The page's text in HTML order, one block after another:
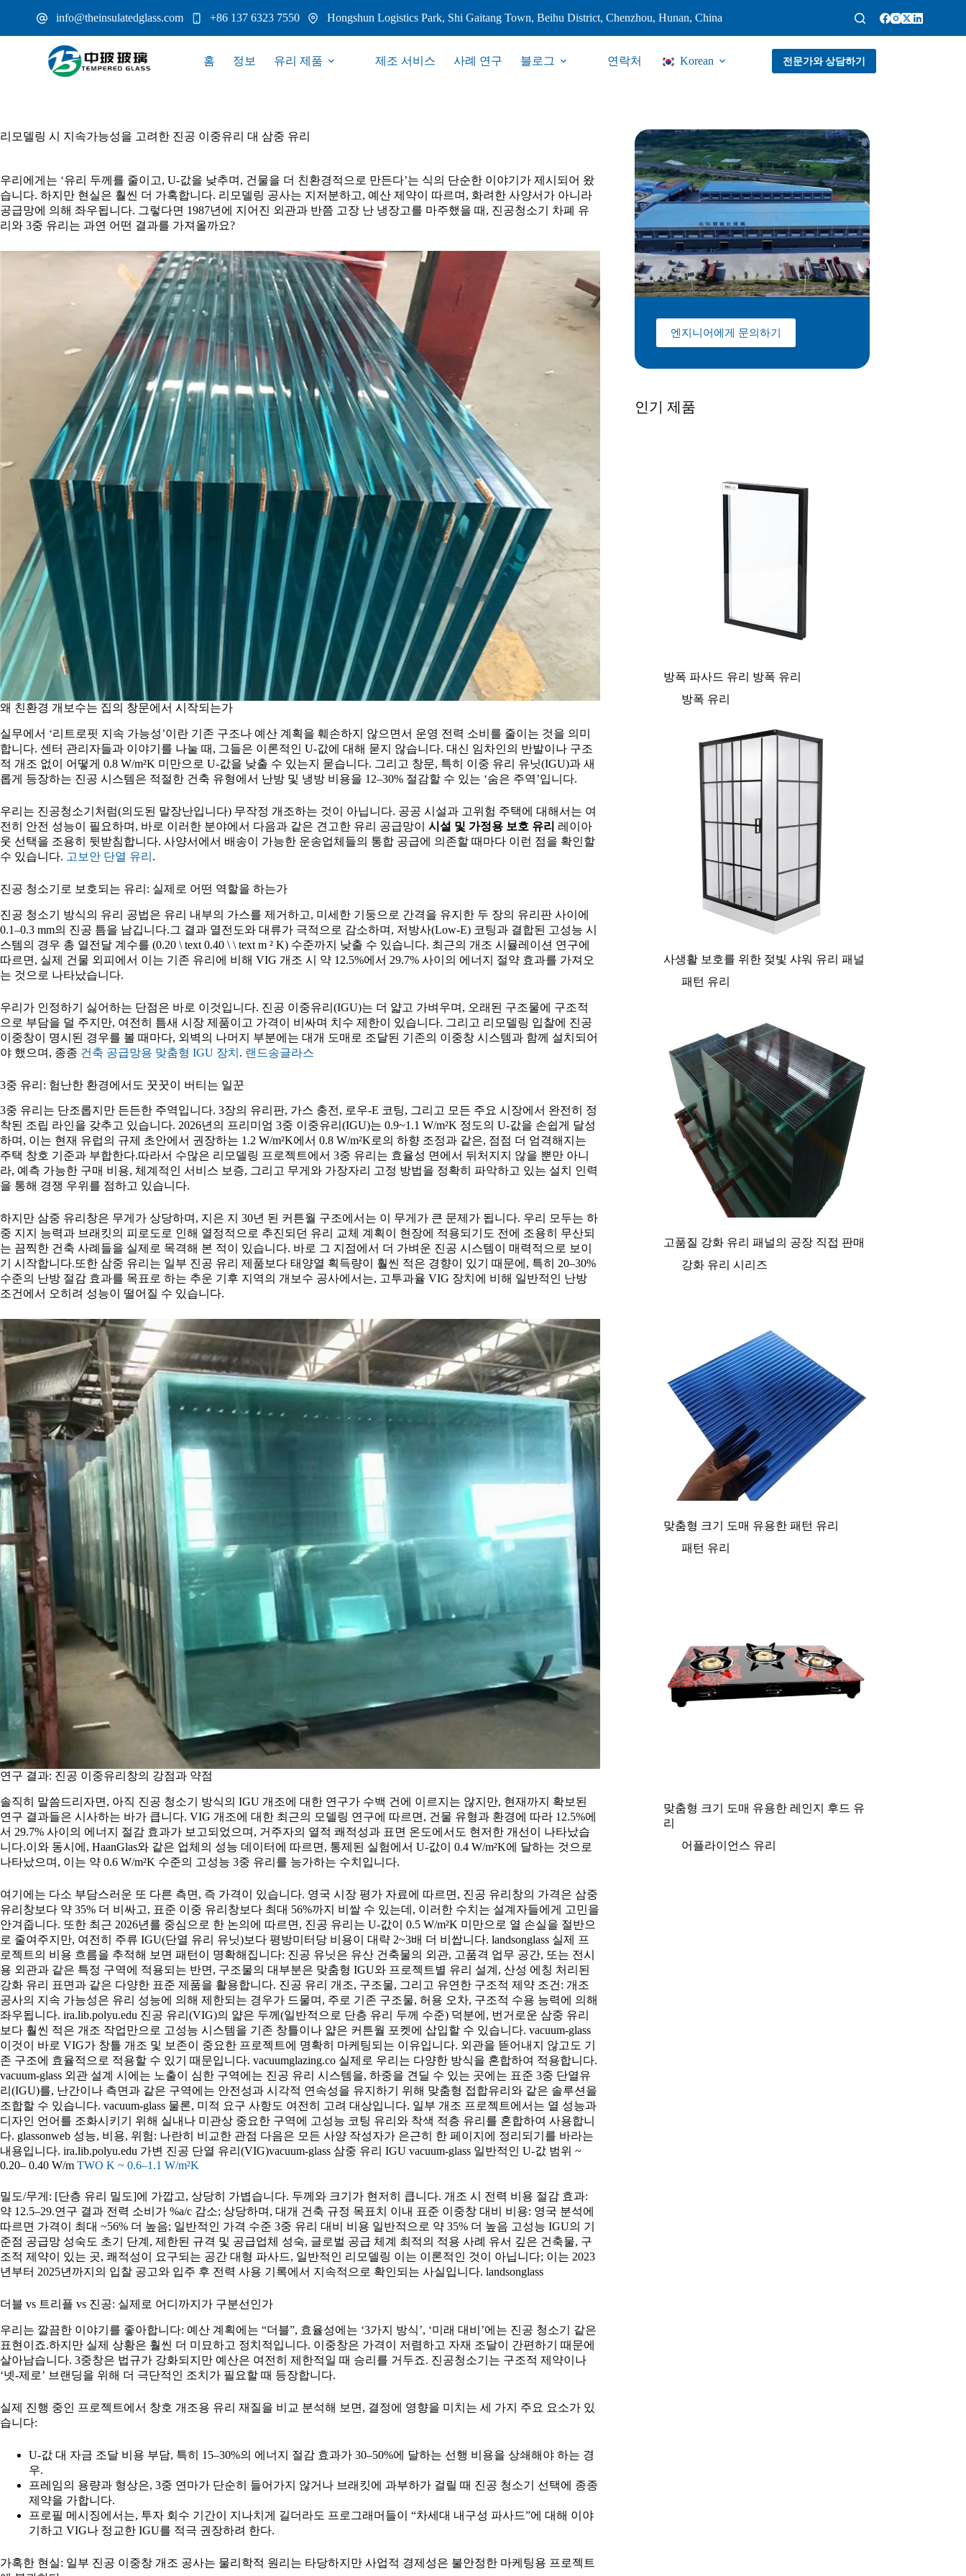
으
info@theinsulatedglass.com +86 137 6323 7550 Hongshun Logistics Park, Shi Gaitang Town, Beihu District, Chenzhou, Hunan, China
홈 정보 유리 제품 제조 서비스 사례 연구 블로그 연락처 Korean 전문가와 상담하기
리모델링 시 지속가능성을 고려한 진공 이중유리 대 삼중 유리
우리에게는 ‘유리 두께를 줄이고, U-값을 낮추며, 건물을 더 친환경적으로 만든다’는 식의 단순한 이야기가 제시되어 왔
습니다. 하지만 현실은 훨씬 더 가혹합니다. 리모델링 공사는 지저분하고, 예산 제약이 따르며, 화려한 사양서가 아니라
공급망에 의해 좌우됩니다. 그렇다면 1987년에 지어진 외관과 반쯤 고장 난 냉장고를 마주했을 때, 진공청소기 차폐 유
리와 3중 유리는 과연 어떤 결과를 가져올까요?
왜 친환경 개보수는 집의 창문에서 시작되는가
실무에서 ‘리트로핏 지속 가능성’이란 기존 구조나 예산 계획을 훼손하지 않으면서 운영 전력 소비를 줄이는 것을 의미
합니다. 센터 관리자들과 이야기를 나눌 때, 그들은 이론적인 U-값에 대해 묻지 않습니다. 대신 임차인의 반발이나 구조
적 개조 없이 어떻게 0.8 W/m²K 미만으로 U-값을 낮출 수 있는지 묻습니다. 그리고 창문, 특히 이중 유리 유닛(IGU)과 새
롭게 등장하는 진공 시스템은 적절한 건축 유형에서 난방 및 냉방 비용을 12–30% 절감할 수 있는 ‘숨은 주역’입니다.
우리는 진공청소기처럼(의도된 말장난입니다) 무작정 개조하는 것이 아닙니다. 공공 시설과 고위험 주택에 대해서는 여
전히 안전 성능이 필요하며, 바로 이러한 분야에서 다음과 같은 견고한 유리 공급망이 시설 및 가정용 보호 유리 레이아
웃 선택을 조용히 뒷받침합니다. 사양서에서 배송이 가능한 운송업체들의 통합 공급에 의존할 때마다 이런 점을 확인할
수 있습니다. 고보안 단열 유리 .
진공 청소기로 보호되는 유리: 실제로 어떤 역할을 하는가
진공 청소기 방식의 유리 공법은 유리 내부의 가스를 제거하고, 미세한 기둥으로 간격을 유지한 두 장의 유리판 사이에
0.1–0.3 mm의 진공 틈을 남깁니다.그 결과 열전도와 대류가 극적으로 감소하며, 저방사(Low-E) 코팅과 결합된 고성능 시
스템의 경우 총 열전달 계수를 (0.20 \ text 0.40 \ \ text m ² K) 수준까지 낮출 수 있습니다. 최근의 개조 시뮬레이션 연구에
따르면, 실제 건물 외피에서 이는 기존 유리에 비해 VIG 개조 시 약 12.5%에서 29.7% 사이의 에너지 절약 효과를 가져오
는 것으로 나타났습니다.
우리가 인정하기 싫어하는 단점은 바로 이것입니다. 진공 이중유리(IGU)는 더 얇고 가벼우며, 오래된 구조물에 구조적
으로 부담을 덜 주지만, 여전히 틈새 시장 제품이고 가격이 비싸며 치수 제한이 있습니다. 그리고 리모델링 입찰에 진공
이중창이 명시된 경우를 볼 때마다, 외벽의 나머지 부분에는 대개 도매로 조달된 기존의 이중창 시스템과 함께 설치되어
야 했으며, 종종 건축 공급망용 맞춤형 IGU 장치 . 랜드송글라스
3중 유리: 험난한 환경에서도 꿋꿋이 버티는 일꾼
3중 유리는 단조롭지만 든든한 주역입니다. 3장의 유리판, 가스 충전, 로우-E 코팅, 그리고 모든 주요 시장에서 완전히 정
착된 조립 라인을 갖추고 있습니다. 2026년의 프리미엄 3중 이중유리(IGU)는 0.9~1.1 W/m²K 정도의 U-값을 손쉽게 달성
하며, 이는 현재 유럽의 규제 초안에서 권장하는 1.2 W/m²K에서 0.8 W/m²K로의 하향 조정과 같은, 점점 더 엄격해지는
주택 창호 기준과 부합한다.따라서 수많은 리모델링 프로젝트에서 3중 유리는 효율성 면에서 뒤처지지 않을 뿐만 아니
라, 예측 가능한 구매 비용, 체계적인 서비스 보증, 그리고 무게와 가장자리 고정 방법을 정확히 파악하고 있는 설치 인력
을 통해 경쟁 우위를 점하고 있습니다.
하지만 삼중 유리창은 무게가 상당하며, 지은 지 30년 된 커튼월 구조에서는 이 무게가 큰 문제가 됩니다. 우리 모두는 하
중 지지 능력과 브래킷의 피로도로 인해 열정적으로 추진되던 유리 교체 계획이 현장에 적용되기도 전에 조용히 무산되
는 끔찍한 건축 사례들을 실제로 목격해 본 적이 있습니다. 바로 그 지점에서 더 가벼운 진공 시스템이 매력적으로 보이
기 시작합니다.또한 삼중 유리는 일부 진공 유리 제품보다 태양열 획득량이 훨씬 적은 경향이 있기 때문에, 특히 20–30%
수준의 난방 절감 효과를 목표로 하는 추운 기후 지역의 개보수 공사에서는, 고투과율 VIG 장치에 비해 일반적인 난방
조건에서 오히려 성능이 떨어질 수 있습니다.
연구 결과: 진공 이중유리창의 강점과 약점
솔직히 말씀드리자면, 아직 진공 청소기 방식의 IGU 개조에 대한 연구가 수백 건에 이르지는 않지만, 현재까지 확보된
연구 결과들은 시사하는 바가 큽니다. VIG 개조에 대한 최근의 모델링 연구에 따르면, 건물 유형과 환경에 따라 12.5%에
서 29.7% 사이의 에너지 절감 효과가 보고되었으며, 거주자의 열적 쾌적성과 표면 온도에서도 현저한 개선이 나타났습
니다.이와 동시에, HaanGlas와 같은 업체의 성능 데이터에 따르면, 통제된 실험에서 U-값이 0.4 W/m²K에 달하는 것으로
나타났으며, 이는 약 0.6 W/m²K 수준의 고성능 3중 유리를 능가하는 수치입니다.
여기에는 다소 부담스러운 또 다른 측면, 즉 가격이 있습니다. 영국 시장 평가 자료에 따르면, 진공 유리창의 가격은 삼중
유리창보다 약 35% 더 비싸고, 표준 이중 유리창보다 최대 56%까지 비쌀 수 있는데, 이러한 수치는 설계자들에게 고민을
안겨줍니다. 또한 최근 2026년를 중심으로 한 논의에 따르면, 진공 유리는 U-값이 0.5 W/m²K 미만으로 열 손실을 절반으
로 줄여주지만, 여전히 주류 IGU(단열 유리 유닛)보다 평방미터당 비용이 대략 2~3배 더 비쌉니다. landsonglass 실제 프
로젝트의 비용 흐름을 추적해 보면 패턴이 명확해집니다: 진공 유닛은 유산 건축물의 외관, 고품격 업무 공간, 또는 전시
용 외관과 같은 특정 구역에 적용되는 반면, 구조물의 대부분은 맞춤형 IGU와 프로젝트별 유리 설계, 산성 에칭 처리된
강화 유리 표면과 같은 다양한 표준 제품을 활용합니다. 진공 유리 개조, 구조물, 그리고 유연한 구조적 제약 조건: 개조
공사의 지속 가능성은 유리 성능에 의해 제한되는 경우가 드물며, 주로 기존 구조물, 허용 오차, 구조적 수용 능력에 의해
좌우됩니다. ira.lib.polyu.edu 진공 유리(VIG)의 얇은 두께(일반적으로 단층 유리 두께 수준) 덕분에, 번거로운 삼중 유리
보다 훨씬 적은 개조 작업만으로 고성능 시스템을 기존 창틀이나 얇은 커튼월 포켓에 삽입할 수 있습니다. vacuum-glass
이것이 바로 VIG가 창틀 개조 및 보존이 중요한 프로젝트에 명확히 마케팅되는 이유입니다. 외관을 뜯어내지 않고도 기
존 구조에 효율적으로 적용할 수 있기 때문입니다. vacuumglazing.co 실제로 우리는 다양한 방식을 혼합하여 적용합니다.
vacuum-glass 외관 설계 시에는 노출이 심한 구역에는 진공 유리 시스템을, 하중을 견딜 수 있는 곳에는 표준 3중 단열유
리(IGU)를, 난간이나 측면과 같은 구역에는 안전성과 시각적 연속성을 유지하기 위해 맞춤형 접합유리와 같은 솔루션을
조합할 수 있습니다. vacuum-glass 물론, 미적 요구 사항도 여전히 고려 대상입니다. 일부 개조 프로젝트에서는 열 성능과
디자인 언어를 조화시키기 위해 실내나 미관상 중요한 구역에 고성능 코팅 유리와 착색 적층 유리를 혼합하여 사용합니
다. glassonweb 성능, 비용, 위험: 나란히 비교한 관점 다음은 모든 사양 작성자가 은근히 한 페이지에 정리되기를 바라는
내용입니다. ira.lib.polyu.edu 가변 진공 단열 유리(VIG)vacuum-glass 삼중 유리 IGU vacuum-glass 일반적인 U-값 범위 ~
0.20– 0.40 W/m TWO K ~ 0.6–1.1 W/m²K
밀도/무게: [단층 유리 밀도]에 가깝고, 상당히 가볍습니다. 두께와 크기가 현저히 큽니다. 개조 시 전력 비용 절감 효과:
약 12.5–29.연구 결과 전력 소비가 %a/c 감소; 상당하며, 대개 건축 규정 목표치 이내 표준 이중창 대비 비용: 영국 분석에
따르면 가격이 최대 ~56% 더 높음; 일반적인 가격 수준 3중 유리 대비 비용 일반적으로 약 35% 더 높음 고성능 IGU의 기
준점 공급망 성숙도 초기 단계, 제한된 규격 및 공급업체 성숙, 글로벌 공급 체계 최적의 적용 사례 유서 깊은 건축물, 구
조적 제약이 있는 곳, 쾌적성이 요구되는 공간 대형 파사드, 일반적인 리모델링 이는 이론적인 것이 아닙니다; 이는 2023
년부터 2025년까지의 입찰 공고와 입주 후 전력 사용 기록에서 지속적으로 확인되는 사실입니다. landsonglass
더블 vs 트리플 vs 진공: 실제로 어디까지가 구분선인가
우리는 깔끔한 이야기를 좋아합니다: 예산 계획에는 “더블”, 효율성에는 ‘3가지 방식’, ‘미래 대비’에는 진공 청소기 같은
표현이죠.하지만 실제 상황은 훨씬 더 미묘하고 정치적입니다. 이중창은 가격이 저렴하고 자재 조달이 간편하기 때문에
살아남습니다. 3중창은 법규가 강화되지만 예산은 여전히 제한적일 때 승리를 거두죠. 진공청소기는 구조적 제약이나
‘넷-제로’ 브랜딩을 위해 더 극단적인 조치가 필요할 때 등장합니다.
실제 진행 중인 프로젝트에서 창호 개조용 유리 재질을 비교 분석해 보면, 결정에 영향을 미치는 세 가지 주요 요소가 있
습니다:
U-값 대 자금 조달 비용 부담, 특히 15–30%의 에너지 절감 효과가 30–50%에 달하는 선행 비용을 상쇄해야 하는 경
우.
프레임의 용량과 형상은, 3중 연마가 단순히 들어가지 않거나 브래킷에 과부하가 걸릴 때 진공 청소기 선택에 종종
제약을 가합니다.
프로필 메시징에서는, 투자 회수 기간이 지나치게 길더라도 프로그래머들이 “차세대 내구성 파사드”에 대해 이야
기하고 VIG나 정교한 IGU를 적극 권장하려 한다.
가혹한 현실: 일부 진공 이중창 개조 공사는 물리학적 원리는 타당하지만 사업적 경제성은 불안정한 마케팅용 프로젝트
엔지니어에게 문의하기
인기 제품
방폭 파사드 유리 방폭 유리
방폭 유리
사생활 보호를 위한 젖빛 샤워 유리 패널
패턴 유리
고품질 강화 유리 패널의 공장 직접 판매
강화 유리 시리즈
맞춤형 크기 도매 유용한 패턴 유리
패턴 유리
맞춤형 크기 도매 유용한 레인지 후드 유
리
어플라이언스 유리